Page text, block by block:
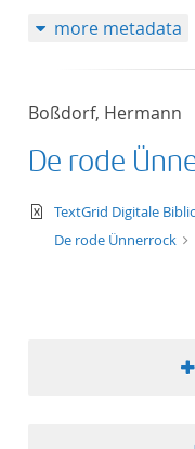
more metadata
Boßdorf, Hermann
De rode
text/xml
TextGrid Digitale
De rode Ünnerrock